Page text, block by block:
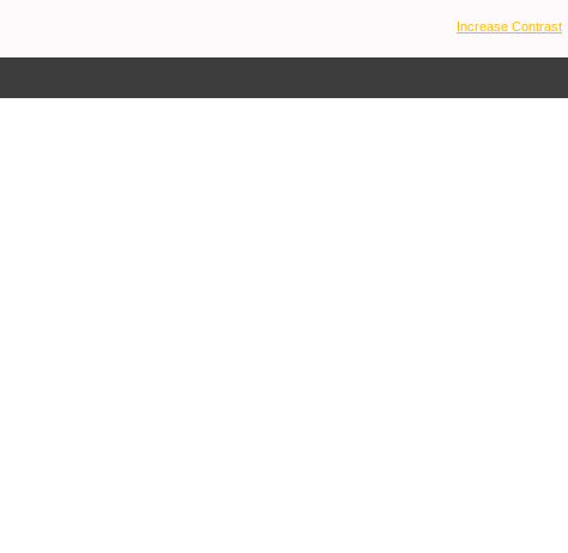
Increase Contrast